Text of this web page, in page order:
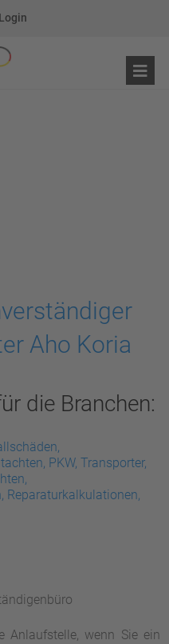
Aho Koria
die Branchen:
PKW, Transporter,
Reparaturkalkulationen,
Anlaufstelle, wenn Sie ein